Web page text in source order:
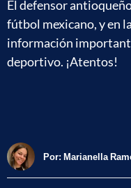
El defensor
fútbol mexicano, y en
información
deportivo. ¡Atentos!
Por: Marianella